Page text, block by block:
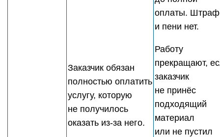
Заказчик обязан
полностью оплатить
услугу, которую
не получилось
оказать из-за него.
оплаты.
и пени нет.
Работу
прекращают,
заказчик
не принёс
подходящий
материал
или не пустил